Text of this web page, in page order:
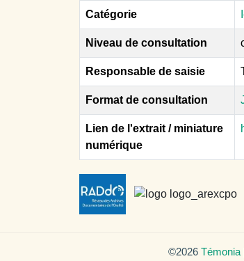
Catégorie
Niveau de consultation
Responsable de saisie
Format de consultation
Lien de l'extrait / miniature
numérique
©2026 Témonia